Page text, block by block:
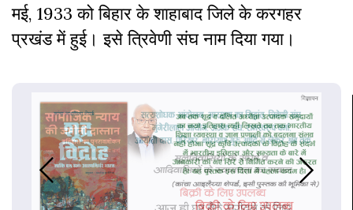
मई, 1933 को बिहार के शाहाबाद जिले के करगहर
प्रखंड में हुई। इसे त्रिवेणी संघ नाम दिया गया।